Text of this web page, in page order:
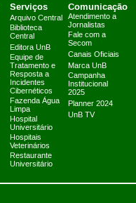
Serviços
Arquivo Central
Biblioteca
Central
Editora UnB
Equipe de
Tratamento e
Resposta a
Incidentes
Cibernéticos
Fazenda Água
Limpa
Hospital
Universitário
Hospitais
Veterinários
Restaurante
Universitário
Comunicação
Atendimento a
Jornalistas
Fale com a
Secom
Canais Oficiais
Marca UnB
Campanha
Institucional
2025
Planner 2024
UnB TV